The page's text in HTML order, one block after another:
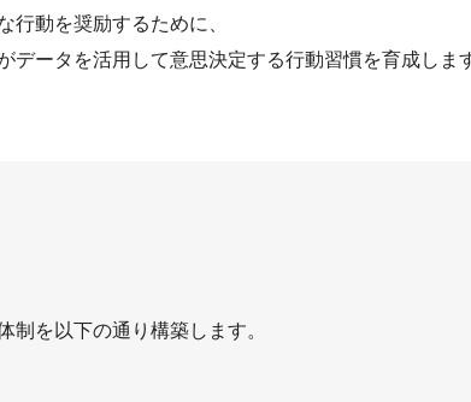
動を奨励するために、
ータを活用して意思決定する行動習慣を育成します
を以下の通り構築します。